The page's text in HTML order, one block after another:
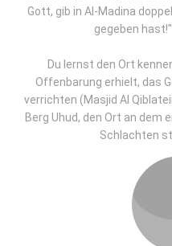
Gott, gib in Al-Madina
gegeben
Du lernst den Ort
Offenbarung erhielt, das
verrichten (Masjid Al
Berg Uhud, den Ort an
Schlachten